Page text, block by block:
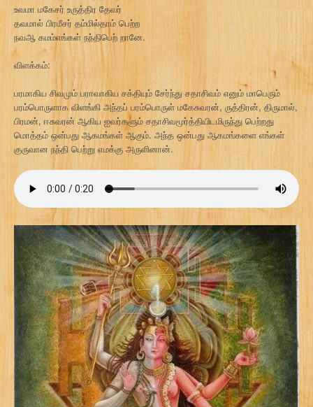
உவமா மகேசர் உருத்திர தேவர்
தவமால் பிரமீசர் தம்மில்தாம் பெற்ற
நவஆ கமம்எங்கள் நந்திபெற் றானே.
விளக்கம்:
பரமாகிய சிவமும் பராவாகிய சக்தியும் சேர்ந்து சதாசிவம் எனும் மாபெரும்
பரம்பொருளாக விளங்கி அந்தப் பரம்பொருள் மகேசுவரன், ருத்திரன், திருமால்,
பிரமன், ஈசுவரன் ஆகிய ஐவர்களும் சதாசிவமூர்த்தியிடமிருந்து பெற்றது
மொத்தம் ஒன்பது ஆகமங்கள் ஆகும். அந்த ஒன்பது ஆகமங்களை எங்கள்
குருவான நந்தி பெற்று எமக்கு அருளினான்.